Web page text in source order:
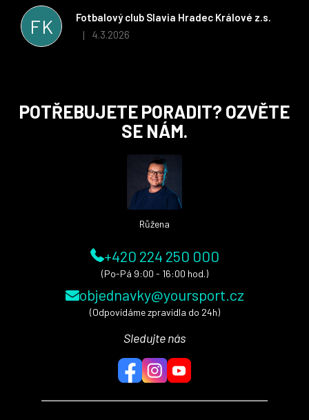
FK
Fotbalový club Slavia Hradec Králové z.s.
Hodnocení obchodu je 5 z 5 hvězdiček.
| 4.3.2026
stran. Věříme, že v tomto duchu bude spolupráce pokračovat
i nadále, nyní už začínáme řešit i první sady dresů ;)
POTŘEBUJETE PORADIT? OZVĚTE
SE NÁM.
Růžena
+420 224 250 000
(Po-Pá 9:00 - 16:00 hod.)
objednavky@yoursport.cz
(Odpovídáme zpravidla do 24h)
Sledujte nás